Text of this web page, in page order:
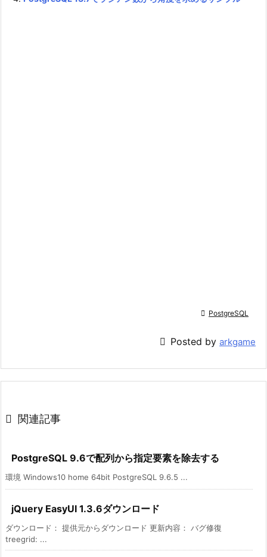
 PostgreSQL
 Posted by arkgame
 関連記事
PostgreSQL 9.6で配列から指定要素を除去する
環境 Windows10 home 64bit PostgreSQL 9.6.5 ...
jQuery EasyUI 1.3.6ダウンロード
ダウンロード： 提供元からダウンロード 更新内容： バグ修復
treegrid: ...